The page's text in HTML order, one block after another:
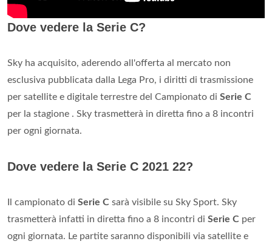
Dove vedere la Serie C?
Sky ha acquisito, aderendo all'offerta al mercato non
esclusiva pubblicata dalla Lega Pro, i diritti di trasmissione
per satellite e digitale terrestre del Campionato di Serie C
per la stagione . Sky trasmetterà in diretta fino a 8 incontri
per ogni giornata.
Dove vedere la Serie C 2021 22?
Il campionato di Serie C sarà visibile su Sky Sport. Sky
trasmetterà infatti in diretta fino a 8 incontri di Serie C per
ogni giornata. Le partite saranno disponibili via satellite e